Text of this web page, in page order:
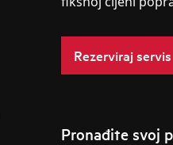
Rezerviraj servis
Pronađite svoj